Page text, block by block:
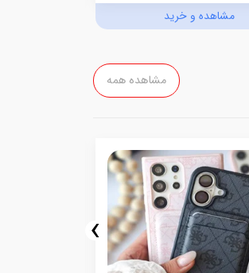
مشاهده و خرید
مشاهده همه
›